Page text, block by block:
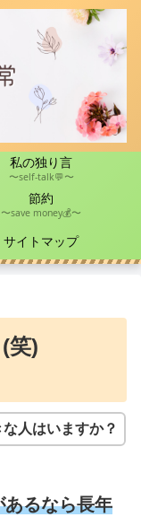
私の独り言
〜self-talk💬〜
節約
〜save money💰〜
サイトマップ
笑)
人はいますか？
るなら長年